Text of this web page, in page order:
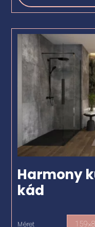
Harmony
kád
Méret